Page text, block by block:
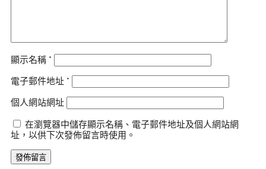
顯示名稱 *
電子郵件地址 *
個人網站網址
在瀏覽器中儲存顯示名稱、電子郵件地址及個人網站網
址，以供下次發佈留言時使用。